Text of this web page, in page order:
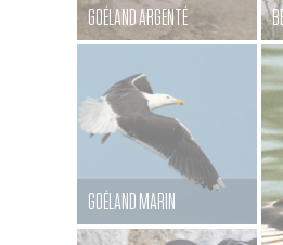
GOÉLAND ARGENTÉ
GOÉLAND MARIN